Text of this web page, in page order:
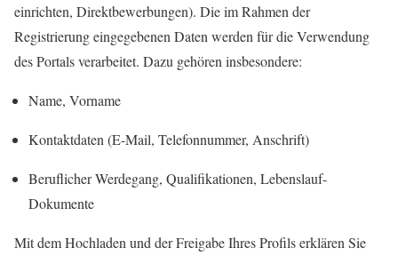
einrichten, Direktbewerbungen). Die im Rahmen der
Registrierung eingegebenen Daten werden für die Verwendung
des Portals verarbeitet. Dazu gehören insbesondere:
Name, Vorname
Kontaktdaten (E-Mail, Telefonnummer, Anschrift)
Beruflicher Werdegang, Qualifikationen, Lebenslauf-
Dokumente
Mit dem Hochladen und der Freigabe Ihres Profils erklären Sie